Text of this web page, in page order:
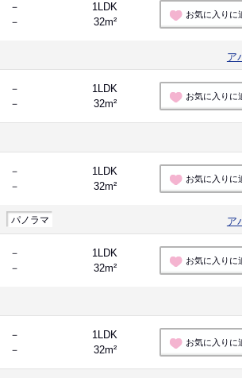
－
－
1LDK
32m²
お気に入りに
ア
－
－
1LDK
32m²
お気に入りに
－
－
1LDK
32m²
お気に入りに
パノラマ ア
－
－
1LDK
32m²
お気に入りに
－
－
1LDK
32m²
お気に入りに